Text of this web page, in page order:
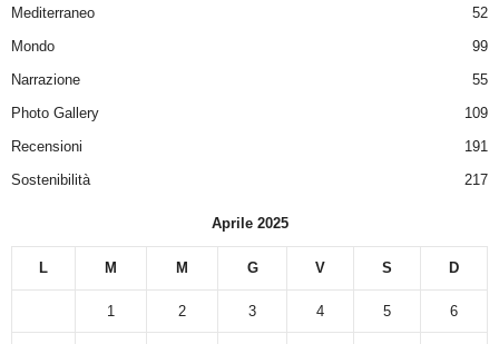
Mediterraneo
52
Mondo
99
Narrazione
55
Photo Gallery
109
Recensioni
191
Sostenibilità
217
Aprile 2025
L M M G V S D
1 2 3 4 5 6